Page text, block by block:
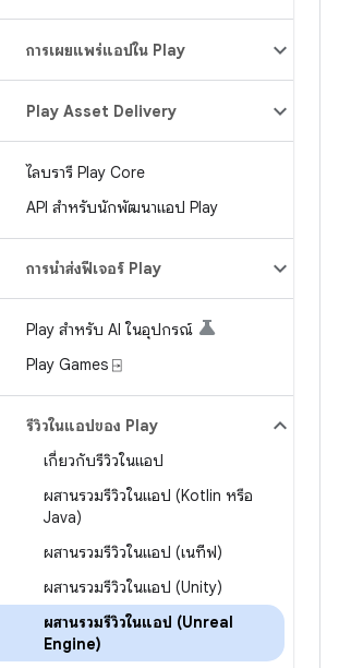
การเผยแพร่แอปใน Play
Play Asset Delivery
ไลบรารี Play Core
API สำหรับนักพัฒนาแอป Play
การนำส่งฟีเจอร์ Play
Play สำหรับ AI ในอุปกรณ์
Play Games ⍈
รีวิวในแอปของ Play
เกี่ยวกับรีวิวในแอป
ผสานรวมรีวิวในแอป (Kotlin หรือ
Java)
ผสานรวมรีวิวในแอป (เนทีฟ)
ผสานรวมรีวิวในแอป (Unity)
ผสานรวมรีวิวในแอป (Unreal
Engine)